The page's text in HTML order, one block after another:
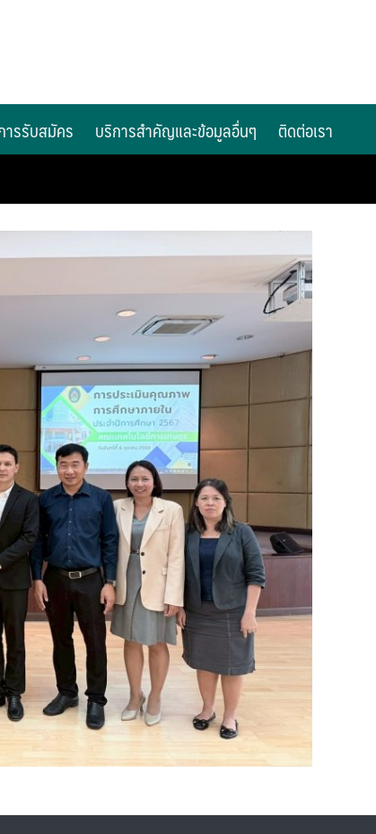
ารรับสมัคร บริการสำคัญและข้อมูลอื่นๆ ติดต่อเรา